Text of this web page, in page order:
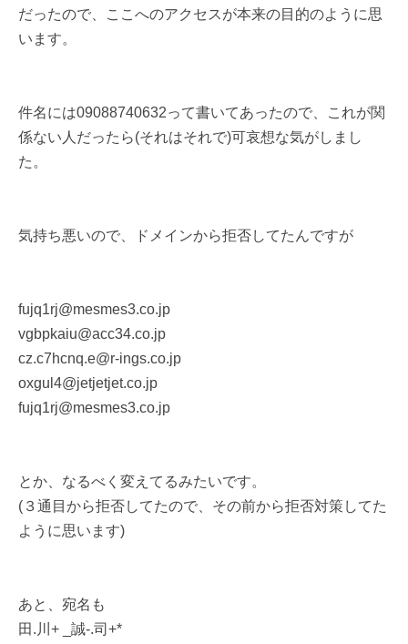
だったので、ここへのアクセスが本来の目的のように思
います。
件名には09088740632って書いてあったので、これが関
係ない人だったら(それはそれで)可哀想な気がしまし
た。
気持ち悪いので、ドメインから拒否してたんですが
fujq1rj@mesmes3.co.jp
vgbpkaiu@acc34.co.jp
cz.c7hcnq.e@r-ings.co.jp
oxgul4@jetjetjet.co.jp
fujq1rj@mesmes3.co.jp
とか、なるべく変えてるみたいです。
(３通目から拒否してたので、その前から拒否対策してた
ように思います)
あと、宛名も
田.川+ _誠-.司+*